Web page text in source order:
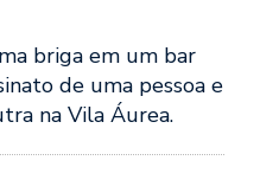
briga em um bar
de uma pessoa e
na Vila Áurea.